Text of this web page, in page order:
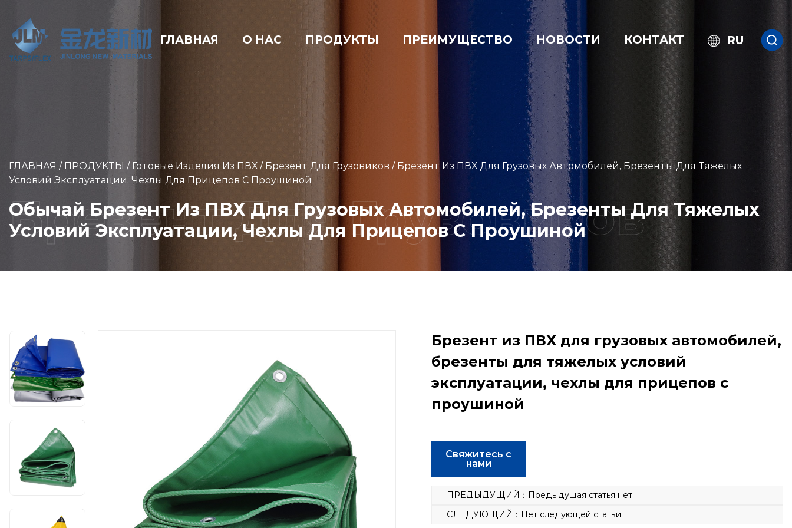
ГЛАВНАЯ О НАС ПРОДУКТЫ ПРЕИМУЩЕСТВО НОВОСТИ КОНТАКТ RU
ГЛАВНАЯ / ПРОДУКТЫ / Готовые Изделия Из ПВХ / Брезент Для Грузовиков / Брезент Из ПВХ Для Грузовых Автомобилей, Брезенты Для Тяжелых
Условий Эксплуатации, Чехлы Для Прицепов С Проушиной
Обычай Брезент Из ПВХ Для Грузовых Автомобилей, Брезенты Для Тяжелых
Условий Эксплуатации, Чехлы Для Прицепов С Проушиной
Брезент из ПВХ для грузовых автомобилей,
брезенты для тяжелых условий
эксплуатации, чехлы для прицепов с
проушиной
Свяжитесь с
нами
ПРЕДЫДУЩИЙ：Предыдущая статья нет
СЛЕДУЮЩИЙ：Нет следующей статьи